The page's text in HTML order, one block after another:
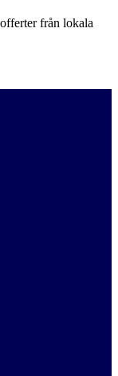
från lokala